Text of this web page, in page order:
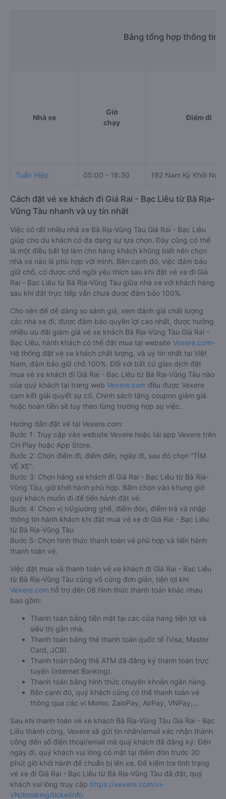
Bảng tổng hợp thông tin
Nhà xe
Giờ
chạy
Điểm đi
Tuấn Hiệp 05:00 - 18:30 192 Nam Kỳ Khởi
Cách đặt vé xe khách đi Giá Rai - Bạc Liêu từ Bà Rịa-
Vũng Tàu nhanh và uy tín nhất
Việc có rất nhiều nhà xe Bà Rịa-Vũng Tàu Giá Rai - Bạc Liêu
giúp cho du khách có đa dạng sự lựa chọn. Đây cũng có thể
là một điều bất lợi làm cho hàng khách không biết nên chọn
nhà xe nào là phù hợp với mình. Bên cạnh đó, việc đảm bảo
giữ chỗ, có được chỗ ngồi yêu thích sau khi đặt vé xe đi Giá
Rai - Bạc Liêu từ Bà Rịa-Vũng Tàu giữa nhà xe với khách hàng
sau khi đặt trực tiếp vẫn chưa được đảm bảo 100%.
Cho nên để dễ dàng so sánh giá, xem đánh giá chất lượng
các nhà xe đi, được đảm bảo quyền lợi cao nhất, được hưởng
nhiều ưu đãi giảm giá vé xe khách Bà Rịa-Vũng Tàu Giá Rai -
Bạc Liêu, hành khách có thể đặt mua tại website Vexere.com-
Hệ thống đặt vé xe khách chất lượng, và uy tín nhất tại Việt
Nam, đảm bảo giữ chỗ 100%. Đối với bất cứ giao dịch đặt
mua vé xe khách đi Giá Rai - Bạc Liêu từ Bà Rịa-Vũng Tàu nào
của quý khách tại trang web Vexere.com đều được Vexere
cam kết giải quyết sự cố. Chính sách tặng coupon giảm giá
hoặc hoàn tiền sẽ tùy theo từng trường hợp sự việc.
Hướng dẫn đặt vé tại Vexere.com:
Bước 1: Truy cập vào website Vexere hoặc tải app Vexere trên
CH Play hoặc App Store.
Bước 2: Chọn điểm đi, điểm đến, ngày đi, sau đó chọn “TÌM
VÉ XE”.
Bước 3: Chọn hãng xe khách đi Giá Rai - Bạc Liêu từ Bà Rịa-
Vũng Tàu, giờ khởi hành phù hợp. Bấm chọn vào khung giờ
quý khách muốn đi để tiến hành đặt vé.
Bước 4: Chọn vị trí/giường ghế, điểm đón, điểm trả và nhập
thông tin hành khách khi đặt mua vé xe đi Giá Rai - Bạc Liêu
từ Bà Rịa-Vũng Tàu
Bước 5: Chọn hình thức thanh toán vé phù hợp và tiến hành
thanh toán vé.
Việc đặt mua và thanh toán vé xe khách đi Giá Rai - Bạc Liêu
từ Bà Rịa-Vũng Tàu cũng vô cùng đơn giản, tiện lợi khi
Vexere.com hỗ trợ đến 06 hình thức thanh toán khác nhau
bao gồm:
Thanh toán bằng tiền mặt tại các cửa hàng tiện lợi và
siêu thị gần nhà.
Thanh toán bằng thẻ thanh toán quốc tế (Visa, Master
Card, JCB).
Thanh toán bằng thẻ ATM đã đăng ký thanh toán trực
tuyến (Internet Banking).
Thanh toán bằng hình thức chuyển khoản ngân hàng.
Bên cạnh đó, quý khách cũng có thể thanh toán vé
thông qua các ví Momo, ZaloPay, AirPay, VNPay,…
Sau khi thanh toán vé xe khách Bà Rịa-Vũng Tàu Giá Rai - Bạc
Liêu thành công, Vexere sẽ gửi tin nhắn/email xác nhận thành
công đến số điện thoại/email mà quý khách đã đăng ký. Đến
ngày đi, quý khách vui lòng có mặt tại điểm đón trước 30
phút giờ khởi hành để chuẩn bị lên xe. Để kiểm tra tình trạng
vé xe đi Giá Rai - Bạc Liêu từ Bà Rịa-Vũng Tàu đã đặt, quý
khách vui lòng truy cập https://vexere.com/vi-
VN/booking/ticketinfo